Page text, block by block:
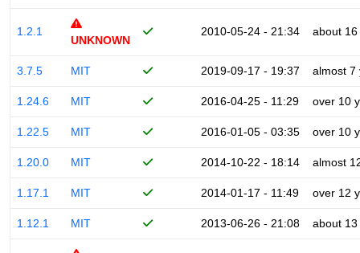
1.2.1
UNKNOWN
2010-05-24 - 21:34 about
3.7.5 MIT 2019-09-17 - 19:37 almost 7
1.24.6 MIT 2016-04-25 - 11:29 over 10
1.22.5 MIT 2016-01-05 - 03:35 over 10
1.20.0 MIT 2014-10-22 - 18:14 almost
1.17.1 MIT 2014-01-17 - 11:49 over 12
1.12.1 MIT 2013-06-26 - 21:08 about